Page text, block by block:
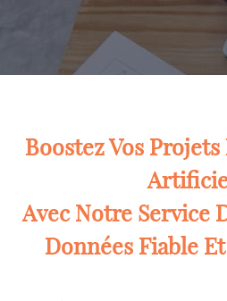
Boostez Vos
Avec Notre Service
Données Fiable